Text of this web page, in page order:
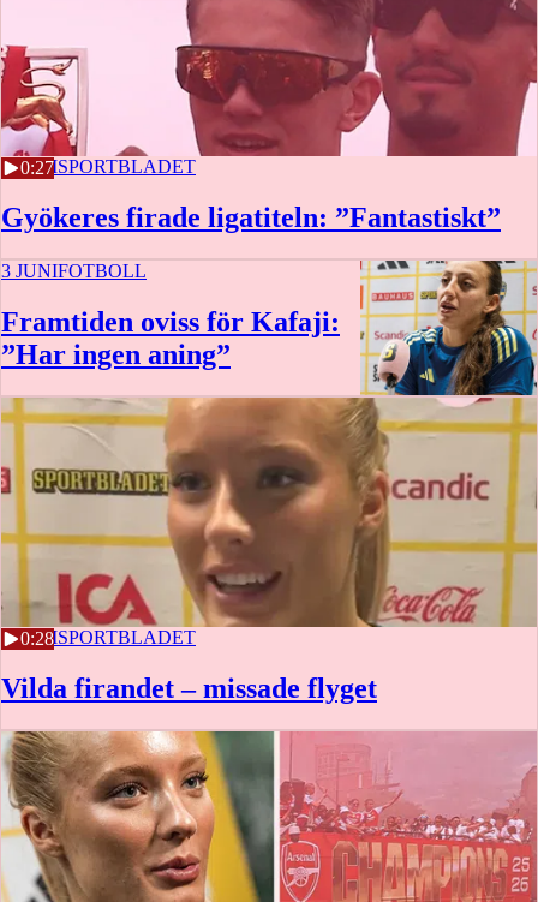
0:27
4 JUNISPORTBLADET
Gyökeres firade ligatiteln: ”Fantastiskt”
3 JUNIFOTBOLL
Framtiden oviss för Kafaji:
”Har ingen aning”
0:28
3 JUNISPORTBLADET
Vilda firandet – missade flyget